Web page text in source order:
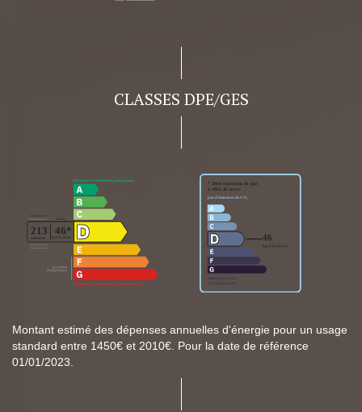
CLASSES DPE/GES
Montant estimé des dépenses annuelles d'énergie pour un usage
standard entre 1450€ et 2010€. Pour la date de référence
01/01/2023.